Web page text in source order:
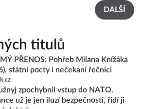
DALŠÍ
titulů
PŘENOS: Pohřeb Milana Knížáka
státní pocty i nečekaní řečníci
zpochybnil vstup do NATO.
už je jen iluzí bezpečnosti, řídí ji